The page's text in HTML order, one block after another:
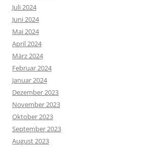
Juli 2024
Juni 2024
Mai 2024
April 2024
März 2024
Februar 2024
Januar 2024
Dezember 2023
November 2023
Oktober 2023
September 2023
August 2023